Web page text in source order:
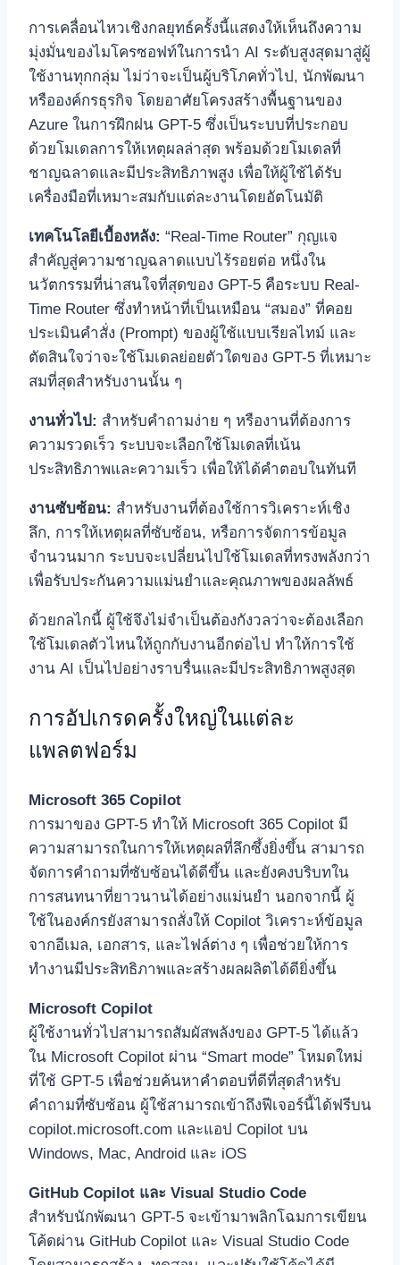
การเคลื่อนไหวเชิงกลยุทธ์ครั้งนี้แสดงให้เห็นถึงความ
มุ่งมั่นของไมโครซอฟท์ในการนำ AI ระดับสูงสุดมาสู่ผู้
ใช้งานทุกกลุ่ม ไม่ว่าจะเป็นผู้บริโภคทั่วไป, นักพัฒนา
หรือองค์กรธุรกิจ โดยอาศัยโครงสร้างพื้นฐานของ
Azure ในการฝึกฝน GPT-5 ซึ่งเป็นระบบที่ประกอบ
ด้วยโมเดลการให้เหตุผลล่าสุด พร้อมด้วยโมเดลที่
ชาญฉลาดและมีประสิทธิภาพสูง เพื่อให้ผู้ใช้ได้รับ
เครื่องมือที่เหมาะสมกับแต่ละงานโดยอัตโนมัติ
เทคโนโลยีเบื้องหลัง: “Real-Time Router” กุญแจ
สำคัญสู่ความชาญฉลาดแบบไร้รอยต่อ หนึ่งใน
นวัตกรรมที่น่าสนใจที่สุดของ GPT-5 คือระบบ Real-
Time Router ซึ่งทำหน้าที่เป็นเหมือน “สมอง” ที่คอย
ประเมินคำสั่ง (Prompt) ของผู้ใช้แบบเรียลไทม์ และ
ตัดสินใจว่าจะใช้โมเดลย่อยตัวใดของ GPT-5 ที่เหมาะ
สมที่สุดสำหรับงานนั้น ๆ
งานทั่วไป: สำหรับคำถามง่าย ๆ หรืองานที่ต้องการ
ความรวดเร็ว ระบบจะเลือกใช้โมเดลที่เน้น
ประสิทธิภาพและความเร็ว เพื่อให้ได้คำตอบในทันที
งานซับซ้อน: สำหรับงานที่ต้องใช้การวิเคราะห์เชิง
ลึก, การให้เหตุผลที่ซับซ้อน, หรือการจัดการข้อมูล
จำนวนมาก ระบบจะเปลี่ยนไปใช้โมเดลที่ทรงพลังกว่า
เพื่อรับประกันความแม่นยำและคุณภาพของผลลัพธ์
ด้วยกลไกนี้ ผู้ใช้จึงไม่จำเป็นต้องกังวลว่าจะต้องเลือก
ใช้โมเดลตัวไหนให้ถูกกับงานอีกต่อไป ทำให้การใช้
งาน AI เป็นไปอย่างราบรื่นและมีประสิทธิภาพสูงสุด
การอัปเกรดครั้งใหญ่ในแต่ละ
แพลตฟอร์ม
Microsoft 365 Copilot
การมาของ GPT-5 ทำให้ Microsoft 365 Copilot มี
ความสามารถในการให้เหตุผลที่ลึกซึ้งยิ่งขึ้น สามารถ
จัดการคำถามที่ซับซ้อนได้ดีขึ้น และยังคงบริบทใน
การสนทนาที่ยาวนานได้อย่างแม่นยำ นอกจากนี้ ผู้
ใช้ในองค์กรยังสามารถสั่งให้ Copilot วิเคราะห์ข้อมูล
จากอีเมล, เอกสาร, และไฟล์ต่าง ๆ เพื่อช่วยให้การ
ทำงานมีประสิทธิภาพและสร้างผลผลิตได้ดียิ่งขึ้น
Microsoft Copilot
ผู้ใช้งานทั่วไปสามารถสัมผัสพลังของ GPT-5 ได้แล้ว
ใน Microsoft Copilot ผ่าน “Smart mode” โหมดใหม่
ที่ใช้ GPT-5 เพื่อช่วยค้นหาคำตอบที่ดีที่สุดสำหรับ
คำถามที่ซับซ้อน ผู้ใช้สามารถเข้าถึงฟีเจอร์นี้ได้ฟรีบน
copilot.microsoft.com และแอป Copilot บน
Windows, Mac, Android และ iOS
GitHub Copilot และ Visual Studio Code
สำหรับนักพัฒนา GPT-5 จะเข้ามาพลิกโฉมการเขียน
โค้ดผ่าน GitHub Copilot และ Visual Studio Code